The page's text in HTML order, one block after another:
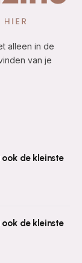
alleen in de
van je
de kleinste
de kleinste